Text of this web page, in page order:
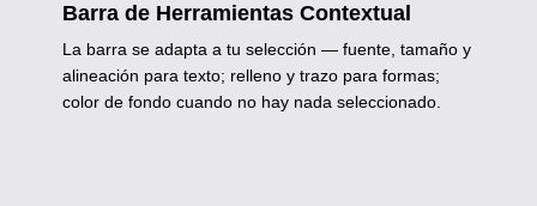
Barra de Herramientas Contextual
La barra se adapta a tu selección — fuente, tamaño y
alineación para texto; relleno y trazo para formas;
color de fondo cuando no hay nada seleccionado.